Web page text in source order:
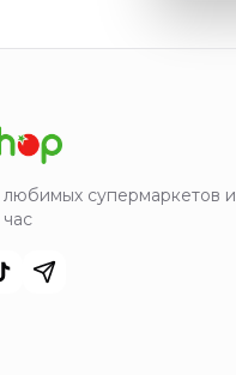
любимых супермаркетов и
час